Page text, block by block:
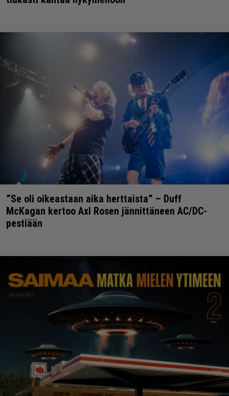
”Se oli oikeastaan aika herttaista” – Duff
McKagan kertoo Axl Rosen jännittäneen AC/DC-
pestiään